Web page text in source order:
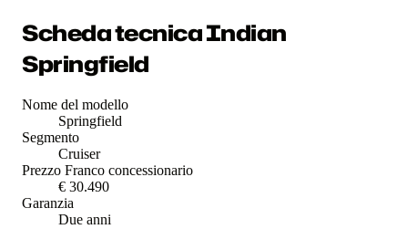
Scheda tecnica Indian
Springfield
Nome del modello
Springfield
Segmento
Cruiser
Prezzo Franco concessionario
€ 30.490
Garanzia
Due anni